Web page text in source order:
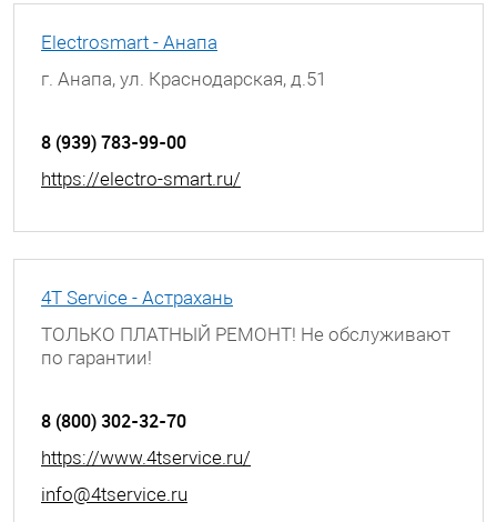
Electrosmart - Анапа
г. Анапа, ул. Краснодарская, д.51
8 (939) 783-99-00
https://electro-smart.ru/
4T Service - Астрахань
ТОЛЬКО ПЛАТНЫЙ РЕМОНТ! Не обслуживают
по гарантии!
8 (800) 302-32-70
https://www.4tservice.ru/
info@4tservice.ru